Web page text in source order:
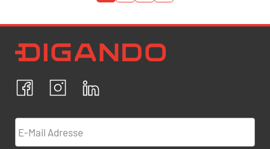
FacebookInstagram
Ich bestätige, dass ich die
Datenschutzrichtlinien
personenbezogenen Daten einverstanden.
E-Mail Adresse